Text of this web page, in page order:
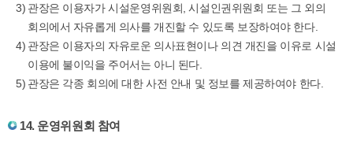
관장은 이용자가 시설운영위원회, 시설인권위원회 또는 그 외의
회의에서 자유롭게 의사를 개진할 수 있도록 보장하여야 한다.
관장은 이용자의 자유로운 의사표현이나 의견 개진을 이유로 시설
이용에 불이익을 주어서는 아니 된다.
관장은 각종 회의에 대한 사전 안내 및 정보를 제공하여야 한다.
14. 운영위원회 참여